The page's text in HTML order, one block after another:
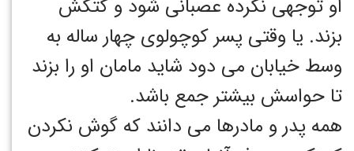
او توجهی نکرده عصبانی شود و کتکش
بزند. یا وقتی پسر کوچولوی چهار ساله به
وسط خیابان می دود شاید مامان او را بزند
تا حواسش بیشتر جمع باشد.
همه پدر و مادرها می دانند که گوش نکردن